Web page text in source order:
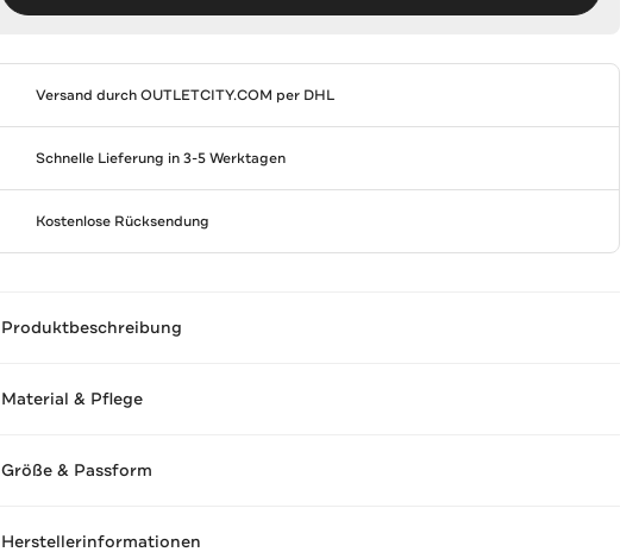
Versand durchOUTLETCITY.COM per DHL
Schnelle Lieferung in 3-5 Werktagen
Kostenlose Rücksendung
Produktbeschreibung
Material & Pflege
Größe & Passform
Herstellerinformationen